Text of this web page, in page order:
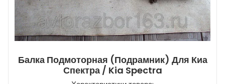
Балка Подмоторная (подрамник) Для Киа
Спектра / Kia Spectra